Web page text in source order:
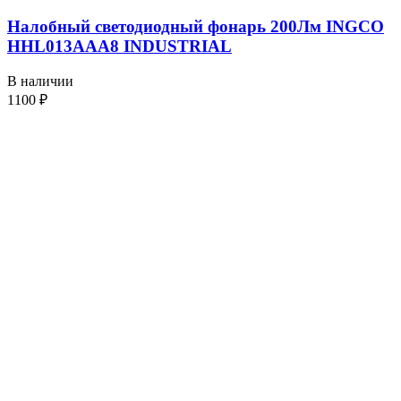
Налобный светодиодный фонарь 200Лм INGCO
HHL013AAA8 INDUSTRIAL
В наличии
1100 ₽